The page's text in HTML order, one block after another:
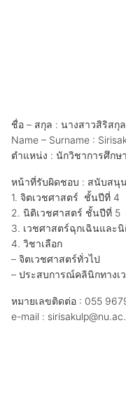
ชื่อ – สกุล : นางสาวสิริสกุ
Name – Surname :
ตำแหน่ง : นักวิชาการศึกษา
หน้าที่รับผิดชอบ : สนับสนุน
1. จิตเวชศาสตร์ ชั้นปีที่ 4
2. นิติเวชศาสตร์ ชั้นปีที่ 5
3. เวชศาสตร์ฉุกเฉินและ
4. วิชาเลือก
– จิตเวชศาสต
– ประสบการณ์คลินิกทางเ
หมายเลขติดต่อ : 055
e-mail :